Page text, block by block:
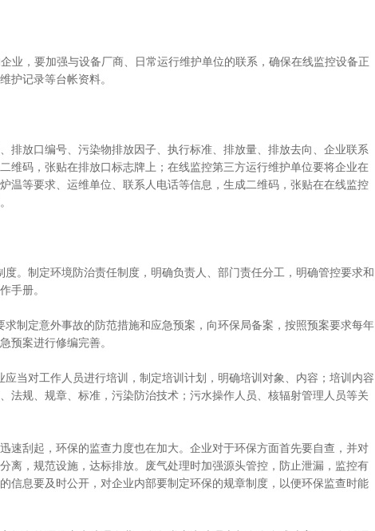
，要加强与设备厂商、日常运行维护单位的联系，确保在线监控设备正
护记录等台帐资料。
放口编号、污染物排放因子、执行标准、排放量、排放去向、企业联系
维码，张贴在排放口标志牌上；在线监控第三方运行维护单位要将企业在
温等要求、运维单位、联系人电话等信息，生成二维码，张贴在在线监控
制定环境防治责任制度，明确负责人、部门责任分工，明确管控要求和
手册。
制定意外事故的防范措施和应急预案，向环保局备案，按照预案要求每年
预案进行修编完善。
当对工作人员进行培训，制定培训计划，明确培训对象、内容；培训内容
法规、规章、标准，污染防治技术；污水操作人员、核辐射管理人员等关
刮起，环保的监查力度也在加大。企业对于环保方面首先要自查，并对
离，规范设施，达标排放。废气处理时加强源头管控，防止泄漏，监控有
信息要及时公开，对企业内部要制定环保的规章制度，以便环保监查时能